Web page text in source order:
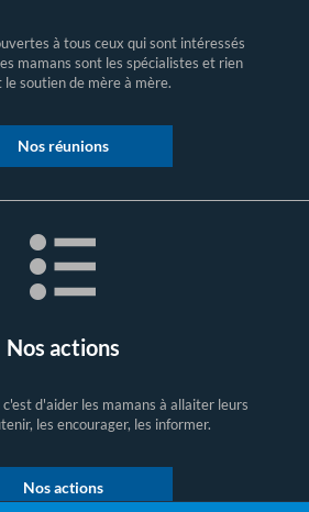
à tous ceux qui sont intéressés
mamans sont les spécialistes et rien
le soutien de mère à mère.
Nos réunions
Nos actions
d'aider les mamans à allaiter leurs
les encourager, les informer.
Nos actions